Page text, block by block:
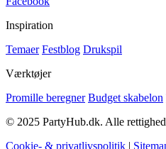
Inspiration
Temaer Festblog Drukspil
Værktøjer
Promille beregner Budget skabelon
© 2025 PartyHub.dk. Alle
Cookie- & privatlivspolitik |